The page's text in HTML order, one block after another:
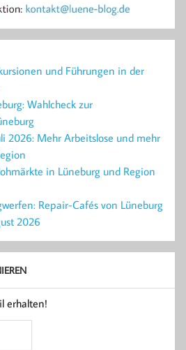
und Führungen in der
Wahlcheck zur
2026: Mehr Arbeitslose und mehr
in Lüneburg und Region
Repair-Cafés von Lüneburg
2026
erhalten!